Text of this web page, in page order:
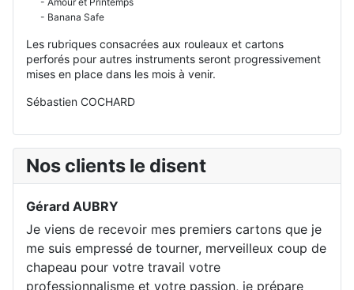
- Banana Safe
Les rubriques consacrées aux rouleaux et cartons
perforés pour autres instruments seront progressivement
mises en place dans les mois à venir.
Sébastien COCHARD
Nos clients le disent
Gérard AUBRY
Je viens de recevoir mes premiers cartons que je
me suis empressé de tourner, merveilleux coup de
chapeau pour votre travail votre
professionnalisme et votre passion, je prépare